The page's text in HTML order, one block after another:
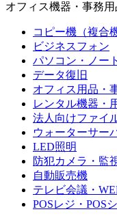
オフィス機器・事務用
コピー機（複合
ビジネスフォン
パソコン・ノー
データ復旧
オフィス用品・
レンタル機器・
法人向けファイ
ウォーターサー
LED照明
防犯カメラ・監
自動販売機
テレビ会議・
POSレジ・POS